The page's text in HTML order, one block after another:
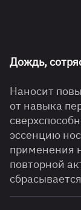
Дождь,
Наносит
от навыка
эссенцию
применения
повторной